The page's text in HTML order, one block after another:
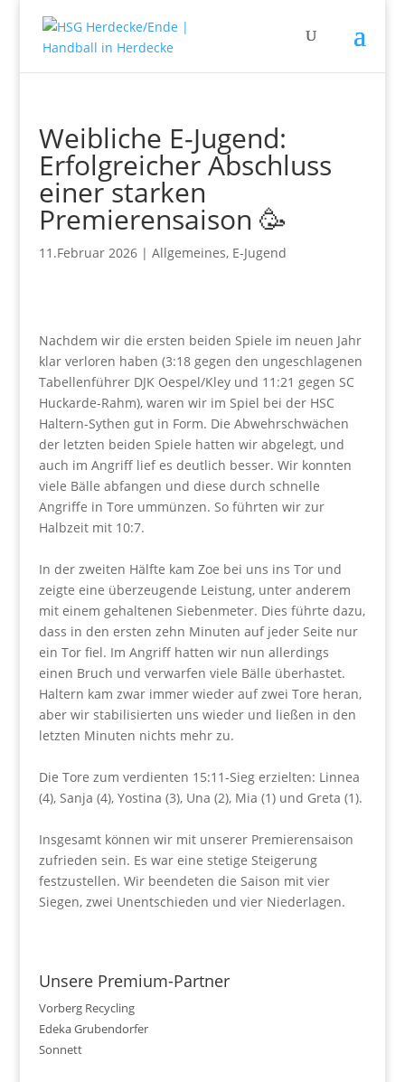
Weibliche E-Jugend:
Erfolgreicher Abschluss
einer starken
Premierensaison 🥳
11.Februar 2026| Allgemeines, E-Jugend
Nachdem wir die ersten beiden Spiele im neuen Jahr
klar verloren haben (3:18 gegen den ungeschlagenen
Tabellenführer DJK Oespel/Kley und 11:21 gegen SC
Huckarde-Rahm), waren wir im Spiel bei der HSC
Haltern-Sythen gut in Form. Die Abwehrschwächen
der letzten beiden Spiele hatten wir abgelegt, und
auch im Angriff lief es deutlich besser. Wir konnten
viele Bälle abfangen und diese durch schnelle
Angriffe in Tore ummünzen. So führten wir zur
Halbzeit mit 10:7.
In der zweiten Hälfte kam Zoe bei uns ins Tor und
zeigte eine überzeugende Leistung, unter anderem
mit einem gehaltenen Siebenmeter. Dies führte dazu,
dass in den ersten zehn Minuten auf jeder Seite nur
ein Tor fiel. Im Angriff hatten wir nun allerdings
einen Bruch und verwarfen viele Bälle überhastet.
Haltern kam zwar immer wieder auf zwei Tore heran,
aber wir stabilisierten uns wieder und ließen in den
letzten Minuten nichts mehr zu.
Die Tore zum verdienten 15:11-Sieg erzielten: Linnea
(4), Sanja (4), Yostina (3), Una (2), Mia (1) und Greta (1).
Insgesamt können wir mit unserer Premierensaison
zufrieden sein. Es war eine stetige Steigerung
festzustellen. Wir beendeten die Saison mit vier
Siegen, zwei Unentschieden und vier Niederlagen.
Unsere Premium-Partner
Vorberg Recycling
Edeka Grubendorfer
Sonnett